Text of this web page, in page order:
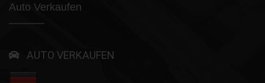
Auto Verkaufen
AUTO VERKAUFEN